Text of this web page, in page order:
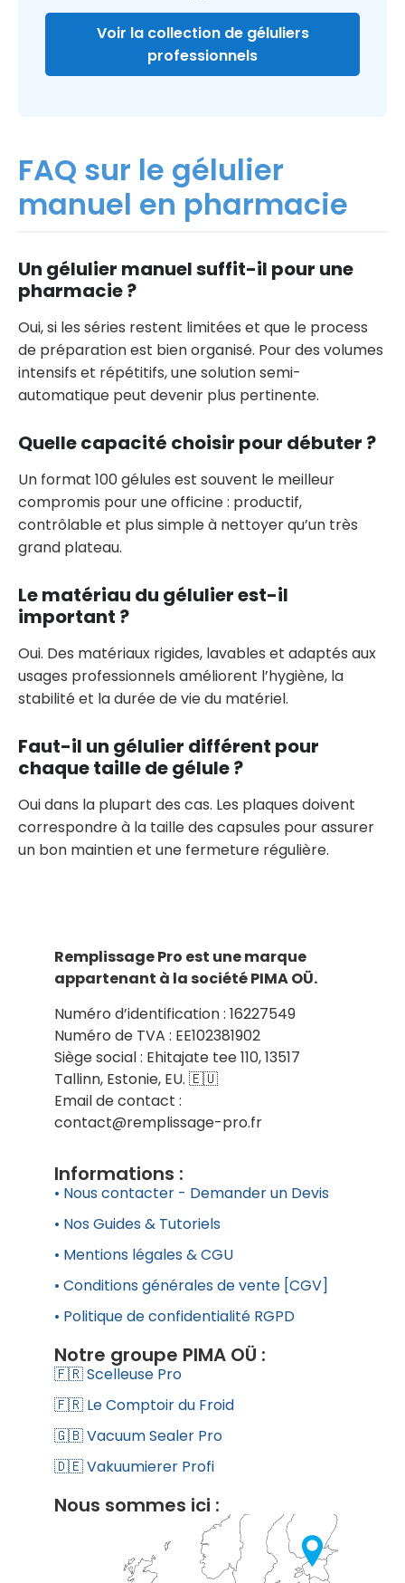
Voir la collection de géluliers
professionnels
FAQ sur le gélulier
manuel en pharmacie
Un gélulier manuel suffit-il pour une
pharmacie ?
Oui, si les séries restent limitées et que le process
de préparation est bien organisé. Pour des volumes
intensifs et répétitifs, une solution semi-
automatique peut devenir plus pertinente.
Quelle capacité choisir pour débuter ?
Un format 100 gélules est souvent le meilleur
compromis pour une officine : productif,
contrôlable et plus simple à nettoyer qu’un très
grand plateau.
Le matériau du gélulier est-il
important ?
Oui. Des matériaux rigides, lavables et adaptés aux
usages professionnels améliorent l’hygiène, la
stabilité et la durée de vie du matériel.
Faut-il un gélulier différent pour
chaque taille de gélule ?
Oui dans la plupart des cas. Les plaques doivent
correspondre à la taille des capsules pour assurer
un bon maintien et une fermeture régulière.
Remplissage Pro est une marque
appartenant à la société PIMA OÜ.
Numéro d’identification : 16227549
Numéro de TVA : EE102381902
Siège social : Ehitajate tee 110, 13517
Tallinn, Estonie, EU. 🇪🇺
Email de contact :
contact@remplissage-pro.fr
Informations :
• Nous contacter - Demander un Devis
• Nos Guides & Tutoriels
• Mentions légales & CGU
• Conditions générales de vente [CGV]
• Politique de confidentialité RGPD
Notre groupe PIMA OÜ :
🇫🇷 Scelleuse Pro
🇫🇷 Le Comptoir du Froid
🇬🇧 Vacuum Sealer Pro
🇩🇪 Vakuumierer Profi
Nous sommes ici :